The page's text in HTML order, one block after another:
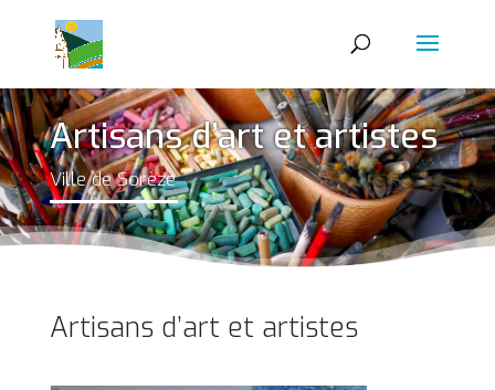
Artisans d’art et artistes
Ville de Sorèze
Artisans d’art et artistes